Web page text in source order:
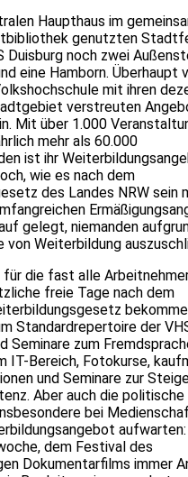
Haupthaus im
genutzten
Duisburg noch zwei
eine Hamborn. Überhaupt
mit ihren
verstreuten
Mit über 1.000
mehr als 60.000
ist ihr
wie es nach dem
des Landes NRW sein
gelegt, niemanden
von Weiterbildung
für die fast alle
freie Tage nach dem
Standardrepertoire der
Seminare zum
IT-Bereich, Fotokurse,
und Seminare zur
Aber auch die politische
bei
dem Festival des
Dokumentarfilms immer